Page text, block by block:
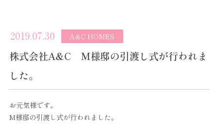
2019.07.30 A&C HOMES
株式会社A&C M様邸の引渡し式が行われま
した。
お元気様です。
M様邸の引渡し式が行われました。